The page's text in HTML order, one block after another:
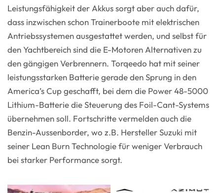
Leistungsfähigkeit der Akkus sorgt aber auch dafür,
dass inzwischen schon Trainerboote mit elektrischen
Antriebssystemen ausgestattet werden, und selbst für
den Yachtbereich sind die E-Motoren Alternativen zu
den gängigen Verbrennern. Torqeedo hat mit seiner
leistungsstarken Batterie gerade den Sprung in den
America’s Cup geschafft, bei dem die Power 48-5000
Lithium-Batterie die Steuerung des Foil-Cant-Systems
übernehmen soll. Fortschritte vermelden auch die
Benzin-Aussenborder, wo z.B. Hersteller Suzuki mit
seiner Lean Burn Technologie für weniger Verbrauch
bei starker Performance sorgt.